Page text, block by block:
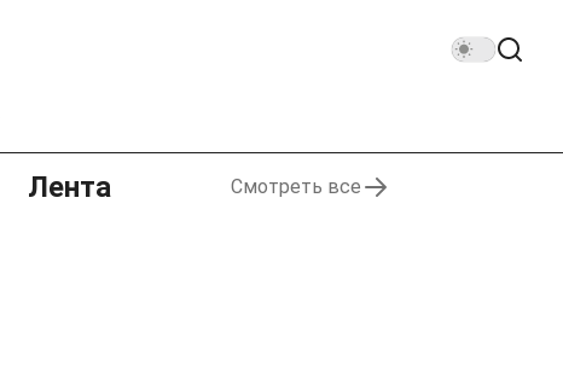
Лента Смотреть все